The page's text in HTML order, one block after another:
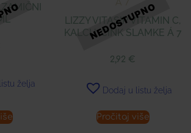
želja
LIZZY VITASIP VITAMIN C,
KALCIJ, CINK SLAMKE Á 7
2,92 €
Dodaj u listu želja
Pročitaj više